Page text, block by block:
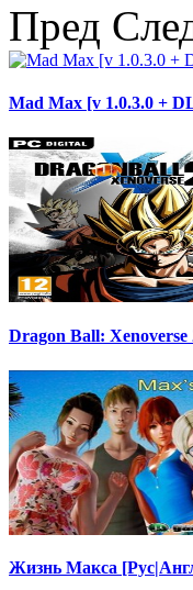
Пред
Mad Max [v 1.0.3.0 +
Dragon Ball:
Жизнь Макса